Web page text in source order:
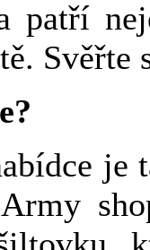
patří
je